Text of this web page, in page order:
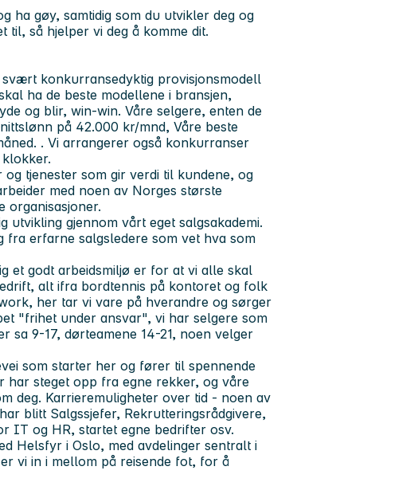
ha gøy, samtidig som du utvikler deg og
til, så hjelper vi deg å komme dit.
konkurransedyktig provisjonsmodell
ha de beste modellene i bransjen,
og blir, win-win. Våre selgere, enten de
på 42.000 kr/mnd, Våre beste
. Vi arrangerer også konkurranser
tjenester som gir verdi til kundene, og
med noen av Norges største
organisasjoner.
utvikling gjennom vårt eget salgsakademi.
erfarne salgsledere som vet hva som
et godt arbeidsmiljø er for at vi alle skal
alt ifra bordtennis på kontoret og folk
her tar vi vare på hverandre og sørger
"frihet under ansvar", vi har selgere som
sa 9-17, dørteamene 14-21, noen velger
som starter her og fører til spennende
har steget opp fra egne rekker, og våre
deg. Karrieremuligheter over tid - noen av
blitt Salgssjefer, Rekrutteringsrådgivere,
IT og HR, startet egne bedrifter osv.
Helsfyr i Oslo, med avdelinger sentralt i
vi in i mellom på reisende fot, for å